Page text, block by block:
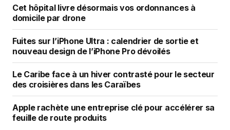
Cet hôpital livre désormais vos ordonnances à
domicile par drone
Fuites sur l’iPhone Ultra : calendrier de sortie et
nouveau design de l’iPhone Pro dévoilés
Le Caribe face à un hiver contrasté pour le secteur
des croisières dans les Caraïbes
Apple rachète une entreprise clé pour accélérer sa
feuille de route produits